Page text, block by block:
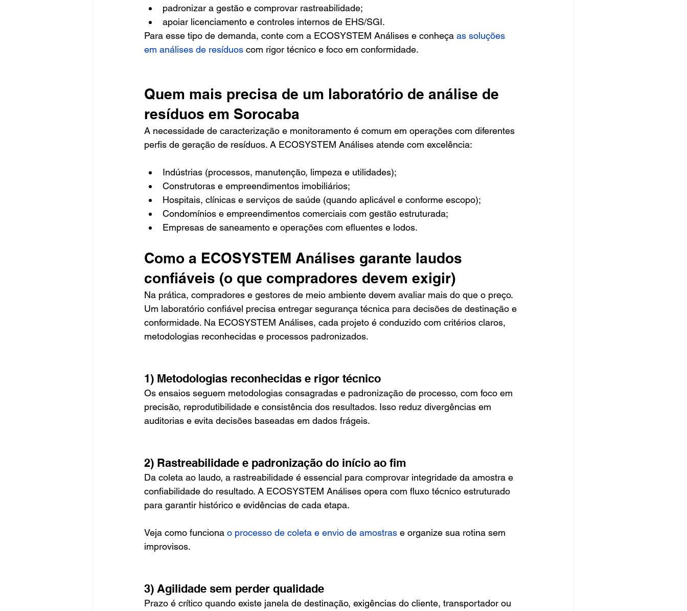
padronizar a gestão e comprovar rastreabilidade;
apoiar licenciamento e controles internos de EHS/SGI.
Para esse tipo de demanda, conte com a ECOSYSTEM Análises e conheça as soluções
em análises de resíduos com rigor técnico e foco em conformidade.
Quem mais precisa de um laboratório de análise de
resíduos em Sorocaba
A necessidade de caracterização e monitoramento é comum em operações com diferentes
perfis de geração de resíduos. A ECOSYSTEM Análises atende com excelência:
Indústrias (processos, manutenção, limpeza e utilidades);
Construtoras e empreendimentos imobiliários;
Hospitais, clínicas e serviços de saúde (quando aplicável e conforme escopo);
Condomínios e empreendimentos comerciais com gestão estruturada;
Empresas de saneamento e operações com efluentes e lodos.
Como a ECOSYSTEM Análises garante laudos
confiáveis (o que compradores devem exigir)
Na prática, compradores e gestores de meio ambiente devem avaliar mais do que o preço.
Um laboratório confiável precisa entregar segurança técnica para decisões de destinação e
conformidade. Na ECOSYSTEM Análises, cada projeto é conduzido com critérios claros,
metodologias reconhecidas e processos padronizados.
1) Metodologias reconhecidas e rigor técnico
Os ensaios seguem metodologias consagradas e padronização de processo, com foco em
precisão, reprodutibilidade e consistência dos resultados. Isso reduz divergências em
auditorias e evita decisões baseadas em dados frágeis.
2) Rastreabilidade e padronização do início ao fim
Da coleta ao laudo, a rastreabilidade é essencial para comprovar integridade da amostra e
confiabilidade do resultado. A ECOSYSTEM Análises opera com fluxo técnico estruturado
para garantir histórico e evidências de cada etapa.
Veja como funciona o processo de coleta e envio de amostras e organize sua rotina sem
improvisos.
3) Agilidade sem perder qualidade
Prazo é crítico quando existe janela de destinação, exigências do cliente, transportador ou